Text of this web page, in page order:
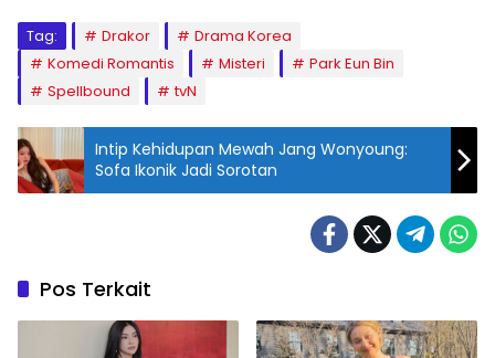
Tag: Drakor
Drama Korea
Komedi Romantis
Misteri
Park Eun Bin
Spellbound
tvN
Intip Kehidupan Mewah Jang Wonyoung:
Sofa Ikonik Jadi Sorotan
Pos Terkait